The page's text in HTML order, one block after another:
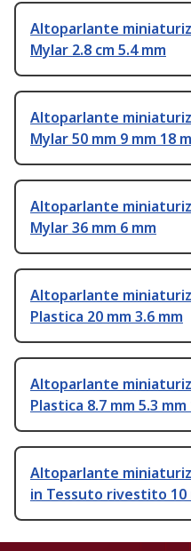
Altoparlante
Mylar 2.8 cm 5.4 mm
Altoparlante
Mylar 50 mm 9 mm 18
Altoparlante
Mylar 36 mm 6 mm
Altoparlante
Plastica 20 mm 3.6 mm
Altoparlante
Plastica 8.7 mm 5.3 mm
Altoparlante
in Tessuto rivestito 10